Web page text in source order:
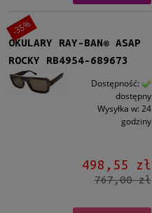
OKULARY RAY-BAN® ASAP
ROCKY RB4954-689673
Dostępność:
dostępny
Wysyłka w: 24
godziny
498,55 zł
767,00 zł
-35%